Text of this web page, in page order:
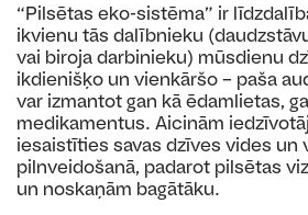
“Pilsētas eko-sistēma” ir
ikvienu tās dalībnieku
vai biroja darbinieku) mūsdienu
ikdienišķo un vienkāršo – paša
var izmantot gan kā ēdamlietas,
medikamentus. Aicinām
iesaistīties savas dzīves vides un
pilnveidošanā, padarot pilsētas
un noskaņām bagātāku.